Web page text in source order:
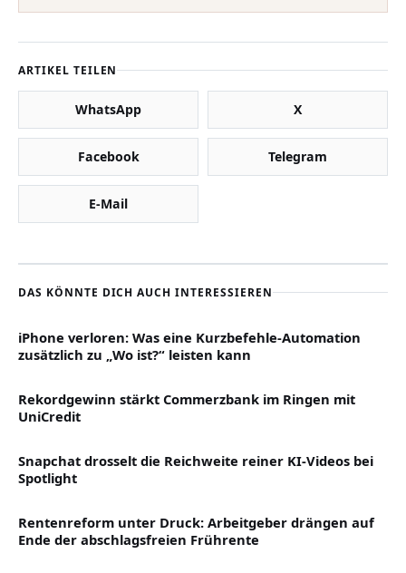
ARTIKEL TEILEN
WhatsApp X
Facebook Telegram
E-Mail
DAS KÖNNTE DICH AUCH INTERESSIEREN
iPhone verloren: Was eine Kurzbefehle-Automation
zusätzlich zu „Wo ist?“ leisten kann
Rekordgewinn stärkt Commerzbank im Ringen mit
UniCredit
Snapchat drosselt die Reichweite reiner KI-Videos bei
Spotlight
Rentenreform unter Druck: Arbeitgeber drängen auf
Ende der abschlagsfreien Frührente